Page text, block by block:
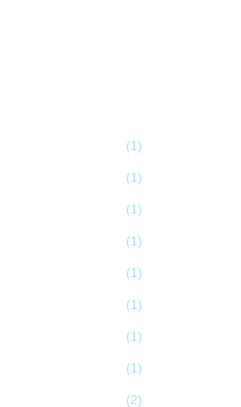
(1)
(1)
(1)
(1)
(1)
(1)
(1)
(1)
(2)